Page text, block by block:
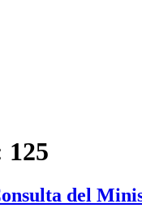
125
del